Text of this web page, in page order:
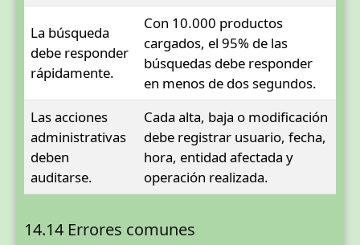
La búsqueda
debe responder
rápidamente.
Con 10.000 productos
cargados, el 95% de las
búsquedas debe responder
en menos de dos segundos.
Las acciones
administrativas
deben
auditarse.
Cada alta, baja o modificación
debe registrar usuario, fecha,
hora, entidad afectada y
operación realizada.
14.14 Errores comunes